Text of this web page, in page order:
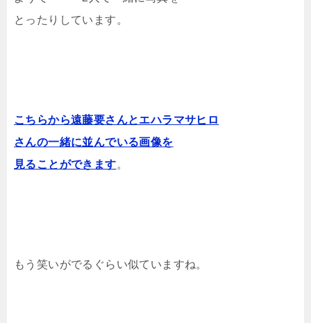
とったりしています。
こちらから遠藤要さんとエハラマサヒロ
さんの一緒に並んでいる画像を
見ることができます。
もう笑いがでるぐらい似ていますね。